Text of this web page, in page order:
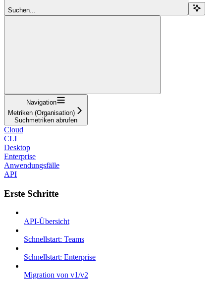
Suchen...
Navigation
Metriken (Organisation)
Suchmetriken abrufen
Cloud
CLI
Desktop
Enterprise
Anwendungsfälle
API
Erste Schritte
API-Übersicht
Schnellstart: Teams
Schnellstart: Enterprise
Migration von v1/v2